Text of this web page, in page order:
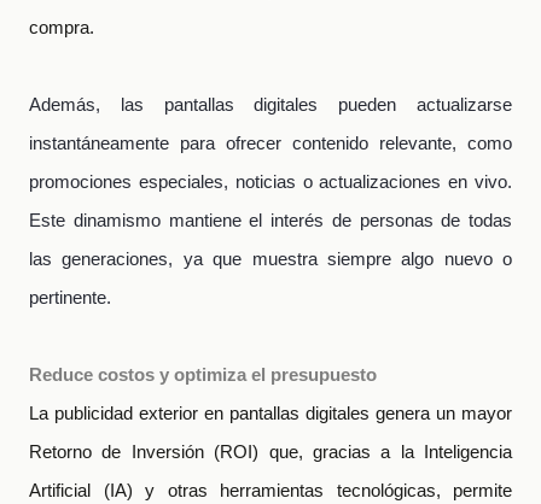
compra.
Además, las pantallas digitales pueden actualizarse
instantáneamente para ofrecer contenido relevante, como
promociones especiales, noticias o actualizaciones en vivo.
Este dinamismo mantiene el interés de personas de todas
las generaciones, ya que muestra siempre algo nuevo o
pertinente.
Reduce costos y optimiza el presupuesto
La publicidad exterior en pantallas digitales genera un mayor
Retorno de Inversión (ROI) que, gracias a la Inteligencia
Artificial (IA) y otras herramientas tecnológicas, permite